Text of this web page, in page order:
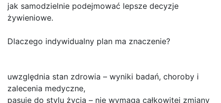
jak samodzielnie podejmować lepsze decyzje
żywieniowe.
Dlaczego indywidualny plan ma znaczenie?
uwzględnia stan zdrowia – wyniki badań, choroby i
zalecenia medyczne,
pasuje do stylu życia – nie wymaga całkowitej zmiany